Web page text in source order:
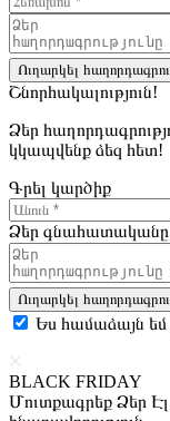
Ուղարկել
Շնորհակալություն!
Ձեր
կկապվենք ձեզ հետ!
Գրել կարծիք
Ձեր գնահատականը
Ուղարկել
Ես համաձայն
BLACK FRIDAY
Մուտքագրեք Ձեր